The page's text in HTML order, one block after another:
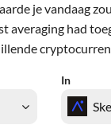
je vandaag
averaging had
In